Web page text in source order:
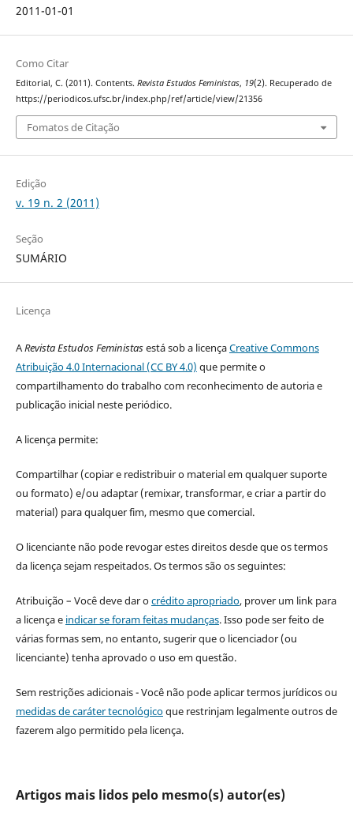
2011-01-01
Como Citar
Editorial, C. (2011). Contents. Revista Estudos Feministas, 19(2). Recuperado de
https://periodicos.ufsc.br/index.php/ref/article/view/21356
Fomatos de Citação
Edição
v. 19 n. 2 (2011)
Seção
SUMÁRIO
Licença
ARevista Estudos Feministasestá sob a licençaCreative Commons
Atribuição 4.0 Internacional (CC BY 4.0) que permite o
compartilhamento do trabalho com reconhecimento de autoria e
publicação inicial neste periódico.
A licença permite:
Compartilhar (copiar e redistribuir o material em qualquer suporte
ou formato) e/ou adaptar (remixar, transformar, e criar a partir do
material) para qualquer fim, mesmo que comercial.
O licenciante não pode revogar estes direitos desde que os termos
da licença sejam respeitados. Os termos são os seguintes:
Atribuição – Você deve dar ocrédito apropriado, prover um link para
a licença e indicar se foram feitas mudanças. Isso pode ser feito de
várias formas sem, no entanto, sugerir que o licenciador (ou
licenciante) tenha aprovado o uso em questão.
Sem restrições adicionais - Você não pode aplicar termos jurídicos ou
medidas de caráter tecnológicoque restrinjam legalmente outros de
fazerem algo permitido pela licença.
Artigos mais lidos pelo mesmo(s) autor(es)